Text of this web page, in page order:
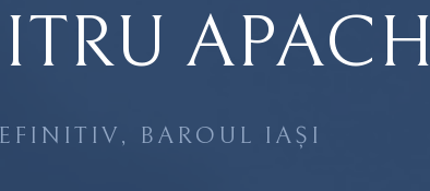
BAROUL IAȘI